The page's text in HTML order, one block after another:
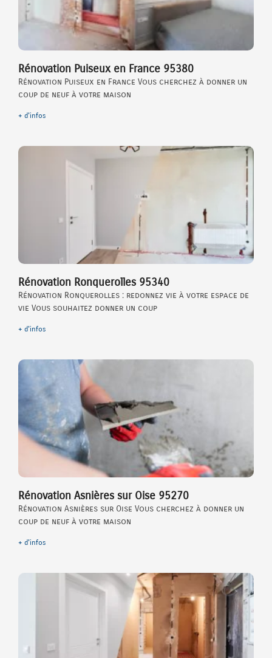
Rénovation Puiseux en France 95380
Rénovation Puiseux en France Vous cherchez à donner un
coup de neuf à votre maison
+ d'infos
Rénovation Ronquerolles 95340
Rénovation Ronquerolles : redonnez vie à votre espace de
vie Vous souhaitez donner un coup
+ d'infos
Rénovation Asnières sur Oise 95270
Rénovation Asnières sur Oise Vous cherchez à donner un
coup de neuf à votre maison
+ d'infos